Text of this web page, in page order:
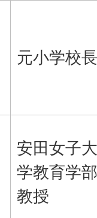
元小学校長
安田女子大
学教育学部
教授